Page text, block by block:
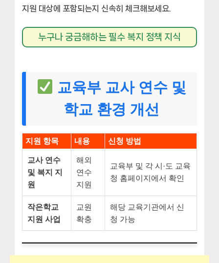
지원 대상에 포함되는지 신속히 체크해보세요.
누구나 궁금해하는 필수 복지 정책 지식
교육부 교사 연수 및
학교 환경 개선
지원 항목 내용 신청 방법
교사 연수
및 복지 지
원
해외
연수
지원
교육부 및 각 시·도 교육
청 홈페이지에서 확인
작은학교
지원 사업
교원
확충
해당 교육기관에서 신
청 가능